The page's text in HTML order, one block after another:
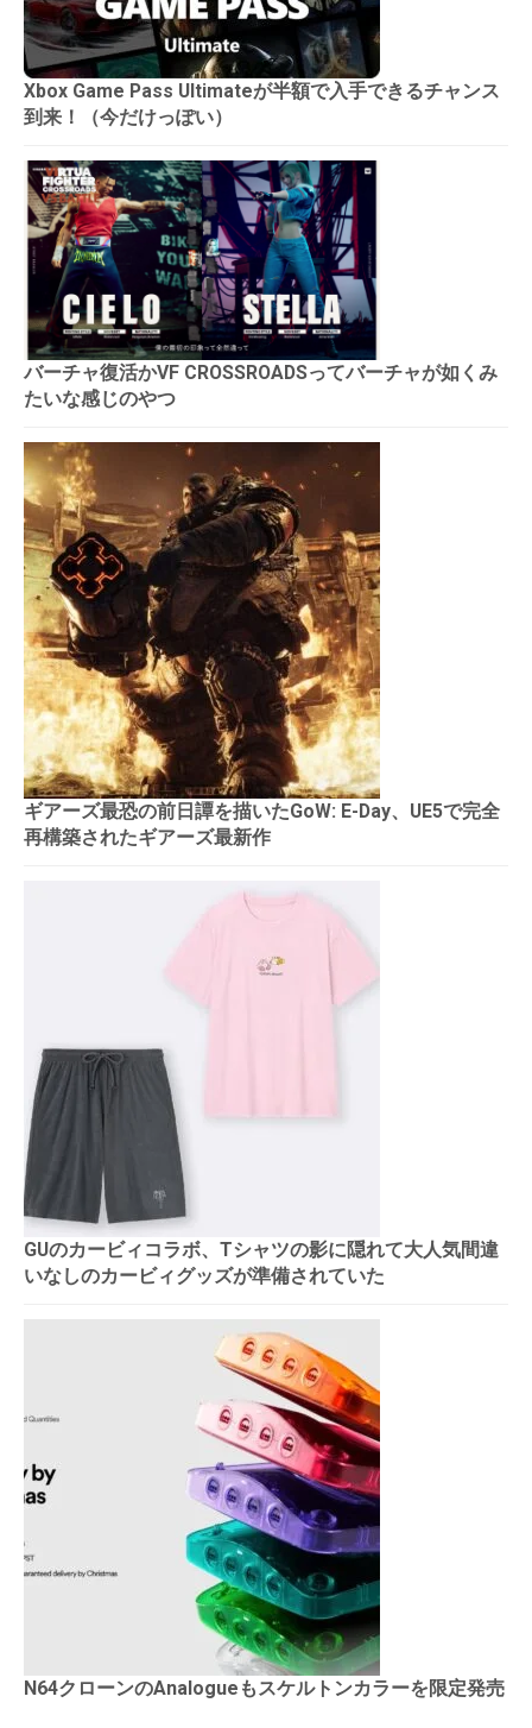
Xbox Game Pass Ultimateが半額で入手できるチャンス
到来！（今だけっぽい）
バーチャ復活かVF CROSSROADSってバーチャが如くみ
たいな感じのやつ
ギアーズ最恐の前日譚を描いたGoW: E-Day、UE5で完全
再構築されたギアーズ最新作
GUのカービィコラボ、Tシャツの影に隠れて大人気間違
いなしのカービィグッズが準備されていた
N64クローンのAnalogueもスケルトンカラーを限定発売